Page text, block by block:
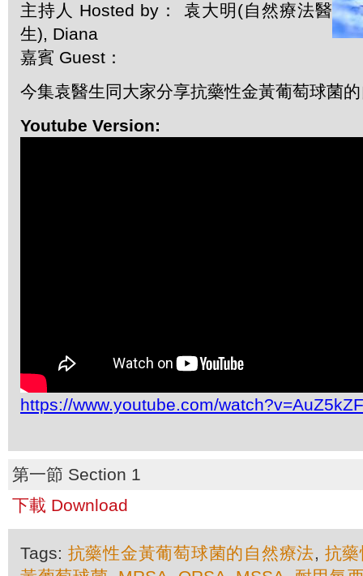
主持人 Hosted by： 袁大明(自然療法醫
生), Diana
嘉賓 Guest：
今集袁醫生同大家分享抗藥性金黃葡萄球菌
Youtube Version:
https://www.youtube.com/
第一節 Section 1
下載 Download
Tags: 抗藥性金黃葡萄球菌的自然療法, 抗